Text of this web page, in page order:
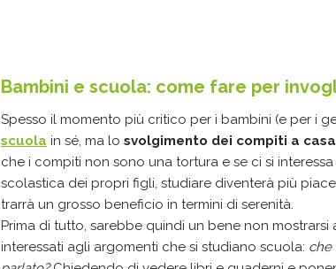
Bambini e scuola: come fare per
Spesso il momento più critico per i bambini (e per i
scuola in sé, ma lo svolgimento dei compiti a casa
che i compiti non sono una tortura e se ci si
scolastica dei propri figli, studiare diventerà più
trarrà un grosso beneficio in termini di serenità.
Prima di tutto, sarebbe quindi un bene non mostrarsi
interessati agli argomenti che si studiano scuola: che